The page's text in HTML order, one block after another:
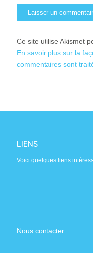
Ce site utilise Akismet
En savoir plus sur la
commentaires sont
LIENS
Voici quelques liens
Nous contacter